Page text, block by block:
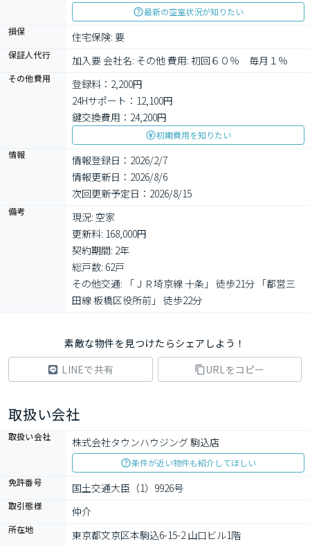
最新の空室状況が知りたい
損保
住宅保険: 要
保証人代行 加入要 会社名: その他 費用: 初回６０％　毎月１％
その他費用
登録料：2,200円
24Hサポート：12,100円
鍵交換費用：24,200円
初期費用を知りたい
情報
情報登録日：2026/2/7
情報更新日：2026/8/6
次回更新予定日：2026/8/15
備考
現況: 空家
更新料: 168,000円
契約期間: 2年
総戸数: 62戸
その他交通: 「ＪＲ埼京線 十条」 徒歩21分 「都営三
田線 板橋区役所前」 徒歩22分
素敵な物件を見つけたらシェアしよう！
LINEで共有
URLをコピー
取扱い会社
取扱い会社 株式会社タウンハウジング 駒込店
条件が近い物件も紹介してほしい
免許番号
国土交通大臣（1）9926号
取引態様 仲介
所在地 東京都文京区本駒込6-15-2 山口ビル1階